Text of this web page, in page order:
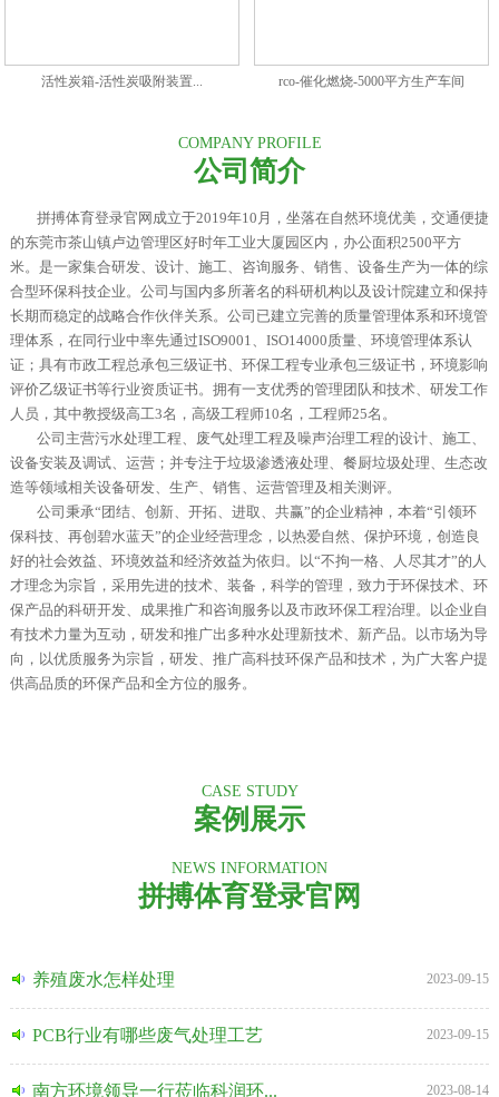
活性炭箱-活性炭吸附装置... rco-催化燃烧-5000平方生产车间
COMPANY PROFILE
公司简介
拼搏体育登录官网成立于2019年10月，坐落在自然环境优美，交通便捷
的东莞市茶山镇卢边管理区好时年工业大厦园区内，办公面积2500平方
米。是一家集合研发、设计、施工、咨询服务、销售、设备生产为一体的综
合型环保科技企业。 公司与国内多所著名的科研机构以及设计院建立和保持
长期而稳定的战略合作伙伴关系。公司已建立完善的质量管理体系和环境管
理体系，在同行业中率先通过ISO9001、ISO14000质量、环境管理体系认
证；具有市政工程总承包三级证书、环保工程专业承包三级证书，环境影响
评价乙级证书等行业资质证书。拥有一支优秀的管理团队和技术、研发工作
人员，其中教授级高工3名，高级工程师10名，工程师25名。
公司主营污水处理工程、废气处理工程及噪声治理工程的设计、施工、
设备安装及调试、运营；并专注于垃圾渗透液处理、餐厨垃圾处理、生态改
造等领域相关设备研发、生产、销售、运营管理及相关测评。
公司秉承“团结、创新、开拓、进取、共赢”的企业精神，本着“引领环
保科技、再创碧水蓝天”的企业经营理念，以热爱自然、保护环境，创造良
好的社会效益、环境效益和经济效益为依归。以“不拘一格、人尽其才”的人
才理念为宗旨，采用先进的技术、装备，科学的管理，致力于环保技术、环
保产品的科研开发、成果推广和咨询服务以及市政环保工程治理。以企业自
有技术力量为互动，研发和推广出多种水处理新技术、新产品。以市场为导
向，以优质服务为宗旨，研发、推广高科技环保产品和技术，为广大客户提
供高品质的环保产品和全方位的服务。
CASE STUDY
案例展示
NEWS INFORMATION
拼搏体育登录官网
养殖废水怎样处理 2023-09-15
PCB行业有哪些废气处理工艺 2023-09-15
南方环境领导一行莅临科润环... 2023-08-14